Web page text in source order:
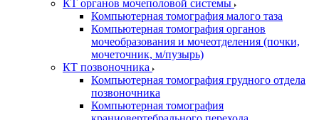
КТ органов мочеполовой системы
Компьютерная томография малого таза
Компьютерная томография органов
мочеобразования и мочеотделения (почки,
мочеточник, м/пузырь)
КТ позвоночника
Компьютерная томография грудного отдела
позвоночника
Компьютерная томография